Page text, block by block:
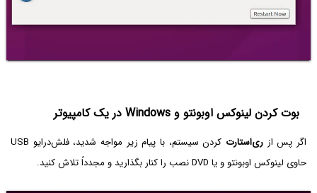
بوت کردن لینوکس اوبونتو و Windows در یک کامپیوتر
اگر پس از ری‌استارت
کردن سیستم، با پیام زیر مواجه شدید، فلش‌درایو USB
حاوی لینوکس اوبونتو و یا DVD نصب را کنار بگذارید و مجدداً تلاش کنید.